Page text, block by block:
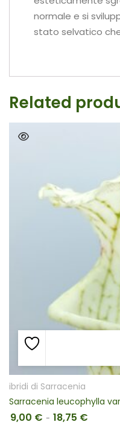
normale e si
stato selvatico
Related
ibridi di Sarracenia
9,00 € - 18,75 €